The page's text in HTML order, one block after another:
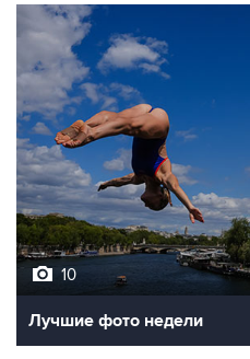
10
Лучшие фото недели